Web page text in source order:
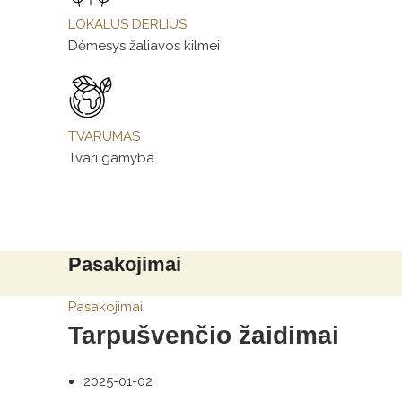
LOKALUS DERLIUS
Dėmesys žaliavos kilmei
TVARUMAS
Tvari gamyba
Pasakojimai
Pasakojimai
Tarpušvenčio žaidimai
2025-01-02